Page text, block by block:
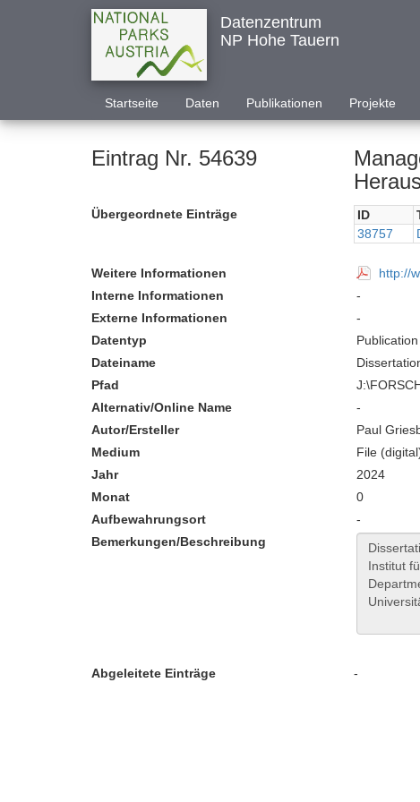
Datenzentrum
NP Hohe Tauern
Startseite Daten Publikationen Projekte
Eintrag Nr. 54639
Übergeordnete Einträge ID
38757
Weitere Informationen
http://
Interne Informationen
-
Externe Informationen
-
Datentyp
Publication
Dateiname
Pfad
Alternativ/Online Name
-
Autor/Ersteller
Paul
Medium
File
Jahr
2024
Monat
0
Aufbewahrungsort
-
Bemerkungen/Beschreibung
Abgeleitete Einträge -